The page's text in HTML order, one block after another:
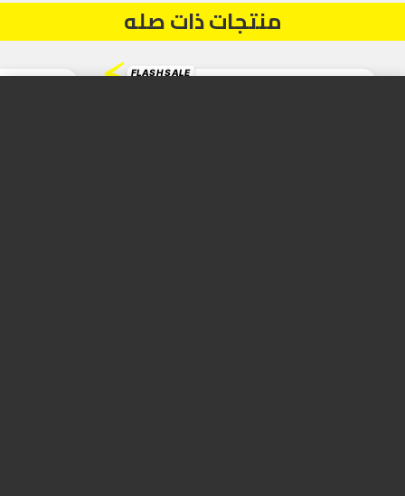
منتجات ذات صله
⚡ FLASH SALE